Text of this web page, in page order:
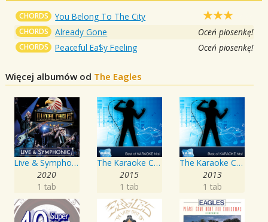
CHORDS You Belong To The City
CHORDS Already Gone Oceń piosenkę!
CHORDS Peaceful Ea$y Feeling Oceń piosenkę!
Więcej albumów od The Eagles
Live & Symphonic
2020
1 tab
The Karaoke Channel - Sing Learn to Be Still Like Eagles
2015
1 tab
The Karaoke Channel - Sing Songs About Yesterday
2013
1 tab